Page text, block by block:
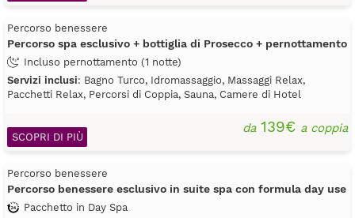
Percorso benessere
Percorso spa esclusivo + bottiglia di Prosecco + pernottamento
Incluso pernottamento (1 notte)
Servizi inclusi: Bagno Turco, Idromassaggio, Massaggi Relax,
Pacchetti Relax, Percorsi di Coppia, Sauna, Camere di Hotel
da139€ a coppia
SCOPRI DI PIÙ
Percorso benessere
Percorso benessere esclusivo in suite spa con formula day use
Pacchetto in Day Spa